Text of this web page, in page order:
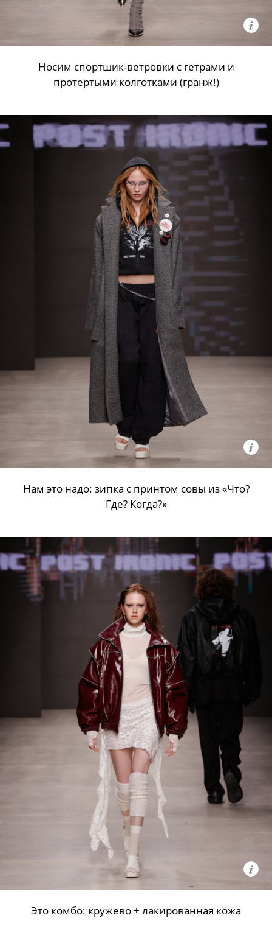
Носим спортшик-ветровки с гетрами и
протертыми колготками (гранж!)
Нам это надо: зипка с принтом совы из «Что?
Где? Когда?»
Это комбо: кружево + лакированная кожа